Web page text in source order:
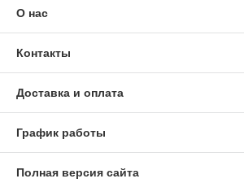
О нас
Контакты
Доставка и оплата
График работы
Полная версия сайта